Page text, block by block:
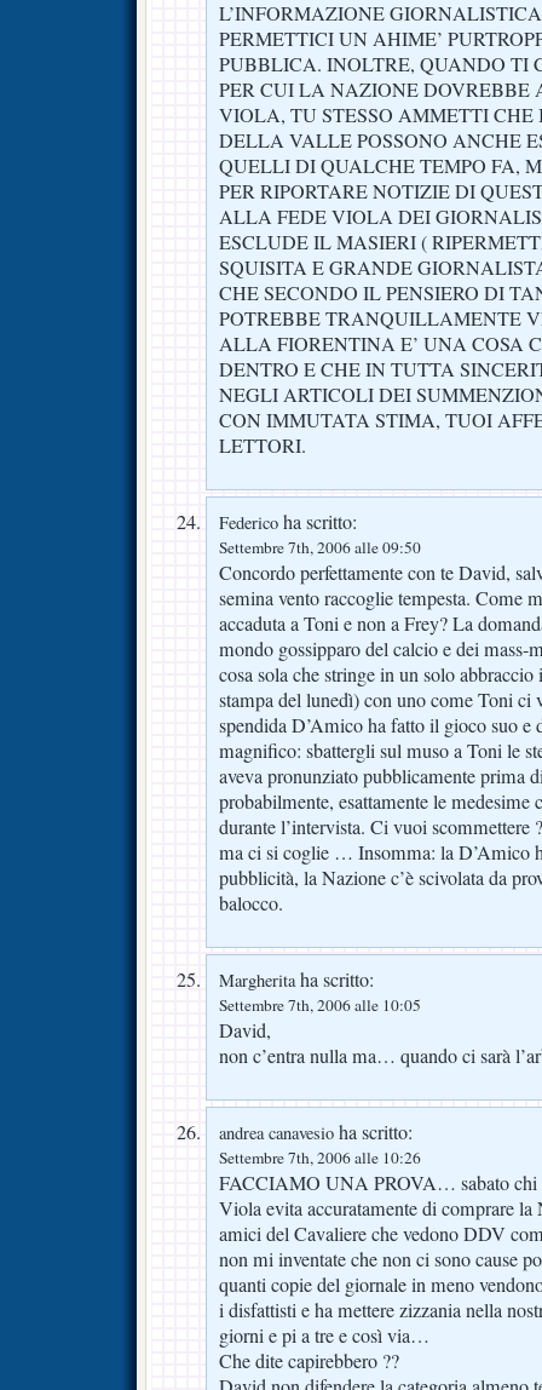
L’INFORMAZIONE
PERMETTICI UN AHIME’
PUBBLICA. INOLTRE, QUANDO TI
PER CUI LA NAZIONE DOVREBBE
VIOLA, TU STESSO AMMETTI CHE
DELLA VALLE POSSONO ANCHE
QUELLI DI QUALCHE TEMPO FA,
PER RIPORTARE NOTIZIE DI
ALLA FEDE VIOLA DEI
ESCLUDE IL MASIERI (
SQUISITA E GRANDE
CHE SECONDO IL PENSIERO DI
POTREBBE TRANQUILLAMENTE
ALLA FIORENTINA E’ UNA COSA
DENTRO E CHE IN TUTTA
NEGLI ARTICOLI DEI
CON IMMUTATA STIMA, TUOI
LETTORI.
Federico ha scritto:
Settembre 7th, 2006 alle 09:50
Concordo perfettamente con te David,
semina vento raccoglie tempesta. Come
accaduta a Toni e non a Frey? La
mondo gossipparo del calcio e dei mass-
cosa sola che stringe in un solo
stampa del lunedì) con uno come Toni ci
spendida D’Amico ha fatto il gioco suo e
magnifico: sbattergli sul muso a Toni le
aveva pronunziato pubblicamente prima
probabilmente, esattamente le medesime
durante l’intervista. Ci vuoi scommettere
ma ci si coglie … Insomma: la D’Amico
pubblicità, la Nazione c’è scivolata da
balocco.
Margheritaha scritto:
Settembre 7th, 2006 alle 10:05
David,
non c’entra nulla ma… quando ci sarà
andrea canavesio ha scritto:
Settembre 7th, 2006 alle 10:26
FACCIAMO UNA PROVA… sabato chi
Viola evita accuratamente di comprare la
amici del Cavaliere che vedono DDV
non mi inventate che non ci sono cause
quanti copie del giornale in meno
i disfattisti e ha mettere zizzania nella
giorni e pi a tre e così via…
Che dite capirebbero ??